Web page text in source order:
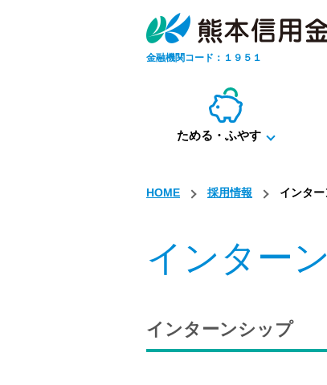
金融機関コード：１９５１
ためる・ふやす
HOME 採用情報 インタ
インター
インターンシップ